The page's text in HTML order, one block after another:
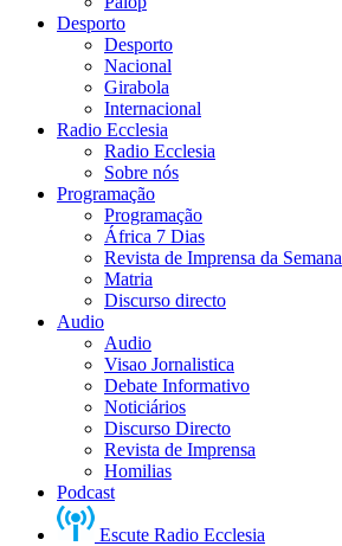
Desporto
Desporto
Nacional
Girabola
Internacional
Radio Ecclesia
Radio Ecclesia
Sobre nós
Programação
Programação
África 7 Dias
Revista de Imprensa da Semana
Matria
Discurso directo
Audio
Audio
Visao Jornalistica
Debate Informativo
Noticiários
Discurso Directo
Revista de Imprensa
Homilias
Podcast
Escute Radio Ecclesia